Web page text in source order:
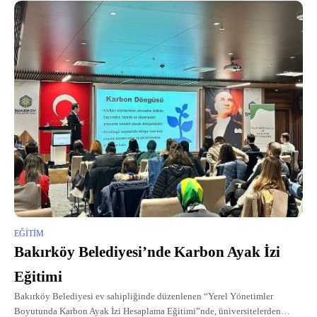
EĞITIM
Bakırköy Belediyesi’nde Karbon Ayak İzi
Eğitimi
Bakırköy Belediyesi ev sahipliğinde düzenlenen “Yerel Yönetimler
Boyutunda Karbon Ayak İzi Hesaplama Eğitimi”nde, üniversitelerden